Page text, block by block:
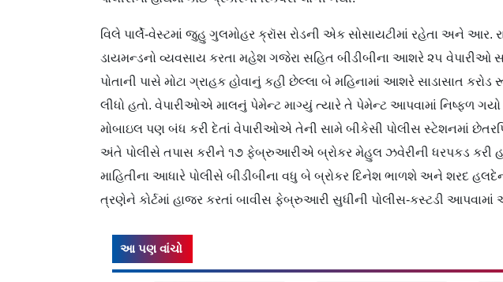
વિલે પાર્લે-વેસ્ટમાં જુહુ ગુલમોહર ક્રૉસ રોડની એક સોસાયટીમાં રહેતા અને આર.
ડાયમન્ડનો વ્યવસાય કરતા મહેશ ગજેરા સહિત બીડીબીના આશરે ૨૫ વેપારીઓ
પોતાની પાસે મોટા ગ્રાહક હોવાનું કહી છેલ્લા બે મહિનામાં આશરે સાડાસાત કરોડ
લીધો હતો. વેપારીઓએ માલનું પેમેન્ટ માગ્યું ત્યારે તે પેમેન્ટ આપવામાં નિષ્ફળ
મોબાઇલ પણ બંધ કરી દેતાં વેપારીઓએ તેની સામે બીકેસી પોલીસ સ્ટેશનમાં
અંતે પોલીસે તપાસ કરીને ૧૭ ફેબ્રુઆરીએ બ્રોકર મેહુલ ઝવેરીની ધરપકડ કરી
માહિતીના આધારે પોલીસે બીડીબીના વધુ બે બ્રોકર દિનેશ ભાળશે અને શરદ
ત્રણેને કોર્ટમાં હાજર કરતાં બાવીસ ફેબ્રુઆરી સુધીની પોલીસ-કસ્ટડી આપવામાં
આ પણ વાંચો